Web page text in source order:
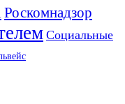
Роскомнадзор
Социальные